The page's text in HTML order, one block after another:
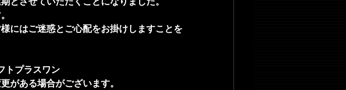
とさせていただくことになりました。
にはご迷惑とご心配をお掛けしますことを
トプラスワン
がある場合がございます。